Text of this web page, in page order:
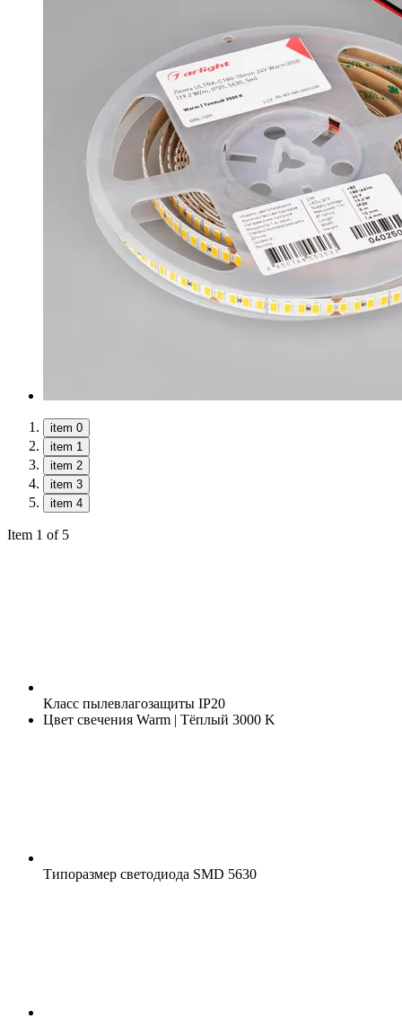
item 0
item 1
item 2
item 3
item 4
Item 1 of 5
Класс пылевлагозащиты IP20
Цвет свечения Warm | Тёплый 3000 K
Типоразмер светодиода SMD 5630